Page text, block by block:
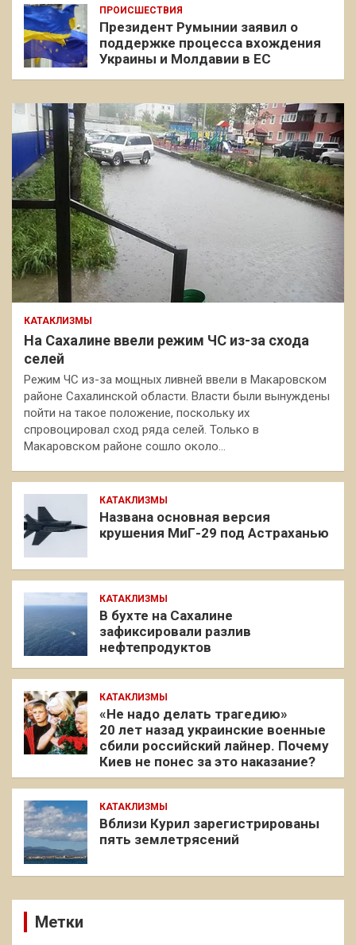
ПРОИСШЕСТВИЯ
Президент Румынии заявил о
поддержке процесса вхождения
Украины и Молдавии в ЕС
КАТАКЛИЗМЫ
На Сахалине ввели режим ЧС из-за схода
селей
Режим ЧС из-за мощных ливней ввели в Макаровском
районе Сахалинской области. Власти были вынуждены
пойти на такое положение, поскольку их
спровоцировал сход ряда селей. Только в
Макаровском районе сошло около…
КАТАКЛИЗМЫ
Названа основная версия
крушения МиГ-29 под Астраханью
КАТАКЛИЗМЫ
В бухте на Сахалине
зафиксировали разлив
нефтепродуктов
КАТАКЛИЗМЫ
«Не надо делать трагедию»
20 лет назад украинские военные
сбили российский лайнер. Почему
Киев не понес за это наказание?
КАТАКЛИЗМЫ
Вблизи Курил зарегистрированы
пять землетрясений
Метки